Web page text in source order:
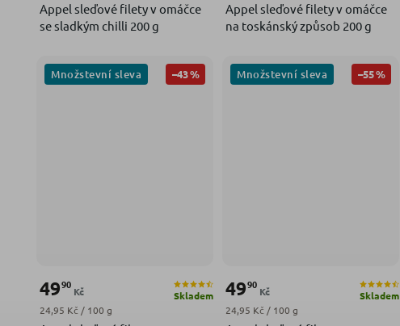
Appel sleďové filety v omáčce
se sladkým chilli 200 g
Appel sleďové filety v omáčce
na toskánský způsob 200 g
Množstevní sleva –43 %
Skladem
4990
Kč
Měrná cena:
24,95 Kč / 100 g
Množstevní sleva –55 %
Skladem
4990
Kč
Měrná cena:
24,95 Kč / 100 g